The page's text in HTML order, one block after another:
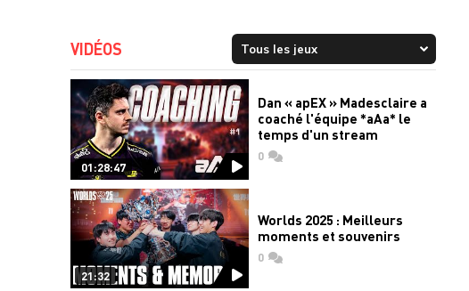
VIDÉOS
01:28:47
Dan « apEX » Madesclaire a
coaché l'équipe *aAa* le
temps d'un stream
0commentaires
21:32
Worlds 2025 : Meilleurs
moments et souvenirs
0commentaires